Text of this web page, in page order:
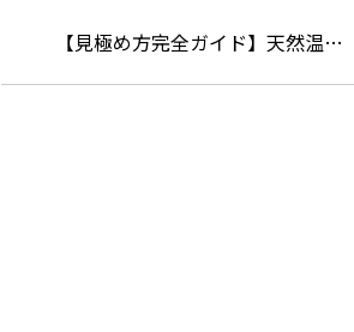
【見極め方完全ガイド】天然温…